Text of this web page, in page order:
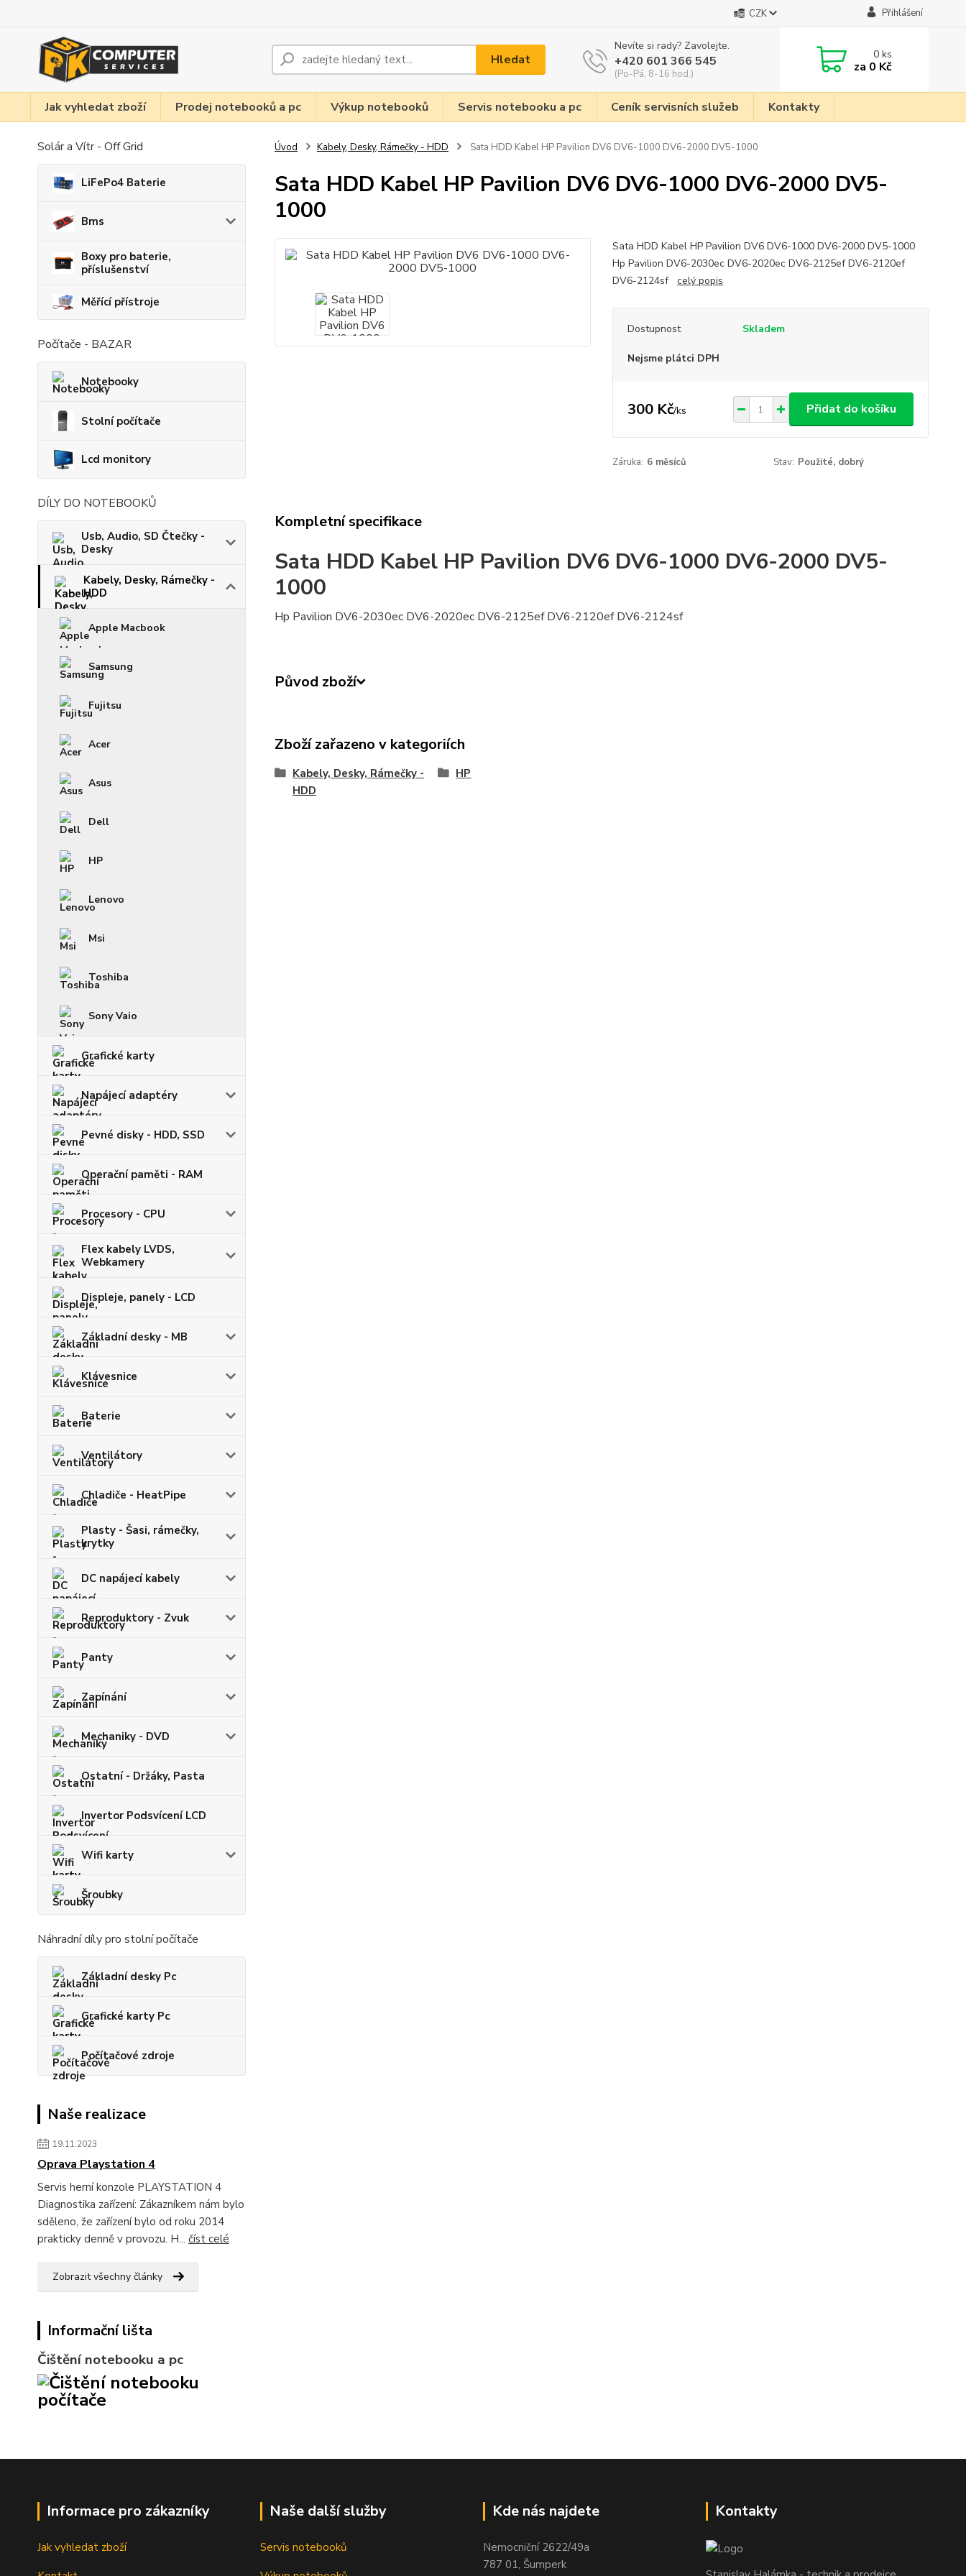
CZK Přihlášení
Hledat
Nevíte si rady? Zavolejte.
+420 601 366 545
(Po-Pá, 8-16 hod.)
0ks
za 0 Kč
Jak vyhledat zboží Prodej notebooků a pc Výkup notebooků Servis notebooku a pc Ceník servisních služeb Kontakty
Solár a Vítr - Off Grid
LiFePo4 Baterie
Bms
Boxy pro baterie,
příslušenství
Měřící přístroje
Počítače - BAZAR
Notebooky
Stolní počítače
Lcd monitory
DÍLY DO NOTEBOOKŮ
Usb, Audio, SD Čtečky -
Desky
Kabely, Desky, Rámečky -
HDD
Apple Macbook
Samsung
Fujitsu
Acer
Asus
Dell
HP
Lenovo
Msi
Toshiba
Sony Vaio
Grafické karty
Napájecí adaptéry
Pevné disky - HDD, SSD
Operační paměti - RAM
Procesory - CPU
Flex kabely LVDS,
Webkamery
Displeje, panely - LCD
Základní desky - MB
Klávesnice
Baterie
Ventilátory
Chladiče - HeatPipe
Plasty - Šasi, rámečky,
krytky
DC napájecí kabely
Reproduktory - Zvuk
Panty
Zapínání
Mechaniky - DVD
Ostatní - Držáky, Pasta
Invertor Podsvícení LCD
Wifi karty
Šroubky
Náhradní díly pro stolní počítače
Základní desky Pc
Grafické karty Pc
Počítačové zdroje
Naše realizace
19.11.2023
Oprava Playstation 4
Servis herní konzole PLAYSTATION 4
Diagnostika zařízení: Zákazníkem nám bylo
sděleno, že zařízení bylo od roku 2014
prakticky denně v provozu. H... číst celé
Zobrazit všechny články
Informační lišta
Čištění notebooku a pc
Úvod Kabely, Desky, Rámečky - HDD Sata HDD Kabel HP Pavilion DV6 DV6-1000 DV6-2000 DV5-1000
Sata HDD Kabel HP Pavilion DV6 DV6-1000 DV6-2000 DV5-
1000
Sata HDD Kabel HP Pavilion DV6 DV6-1000 DV6-2000 DV5-1000
Hp Pavilion DV6-2030ec DV6-2020ec DV6-2125ef DV6-2120ef
DV6-2124sf celý popis
Dostupnost Skladem
Nejsme plátci DPH
300 Kč/ks Přidat do košíku
Záruka: 6 měsíců Stav: Použité, dobrý
Kompletní specifikace
Sata HDD Kabel HP Pavilion DV6 DV6-1000 DV6-2000 DV5-
1000
Hp Pavilion DV6-2030ec DV6-2020ec DV6-2125ef DV6-2120ef DV6-2124sf
Původ zboží
Zboží zařazeno v kategoriích
Kabely, Desky, Rámečky -
HDD
HP
Informace pro zákazníky
Jak vyhledat zboží
Naše další služby
Servis notebooků
Kde nás najdete
Nemocniční 2622/49a
787 01, Šumperk
Kontakty